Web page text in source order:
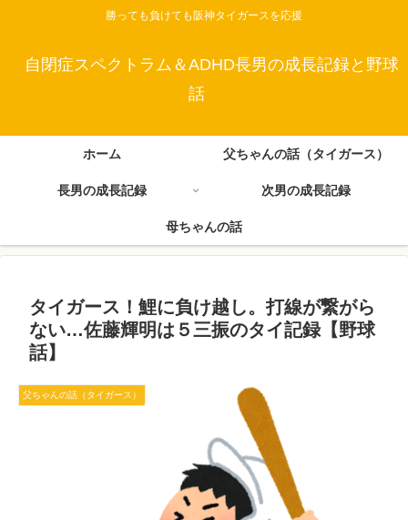
勝っても負けても阪神タイガースを応援
自閉症スペクトラム＆ADHD長男の成長記録と野球
話
ホーム 父ちゃんの話（タイガース）
長男の成長記録 次男の成長記録
母ちゃんの話
タイガース！鯉に負け越し。打線が繋がら
ない…佐藤輝明は５三振のタイ記録【野球
話】
父ちゃんの話（タイガース）